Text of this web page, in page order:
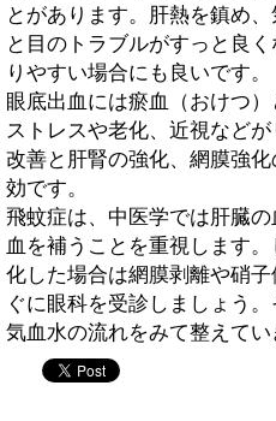
とがあります。肝熱を鎮め
と目のトラブルがすっと良
りやすい場合にも良いです。
眼底出血には瘀血（おけつ
ストレスや老化、近視など
改善と肝腎の強化、網膜強
効です。
飛蚊症は、中医学では肝臓
血を補うことを重視します
化した場合は網膜剥離や硝
ぐに眼科を受診しましょう
気血水の流れをみて整えてい